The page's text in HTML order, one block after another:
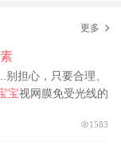
更多
别担心，只要合理、
宝视网膜免受光线的
1583